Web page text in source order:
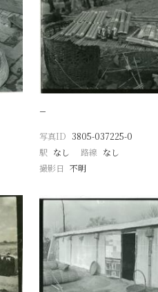
−
写真ID 3805-037225-0
駅 なし 路線 なし
撮影日 不明